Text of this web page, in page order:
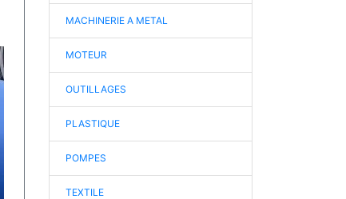
MACHINERIE A METAL
MOTEUR
OUTILLAGES
PLASTIQUE
POMPES
TEXTILE